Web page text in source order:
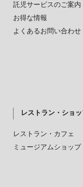
託児サービスのご案内
お得な情報
よくあるお問い合わせ
レストラン・ショ
レストラン・カフェ
ミュージアムショップ